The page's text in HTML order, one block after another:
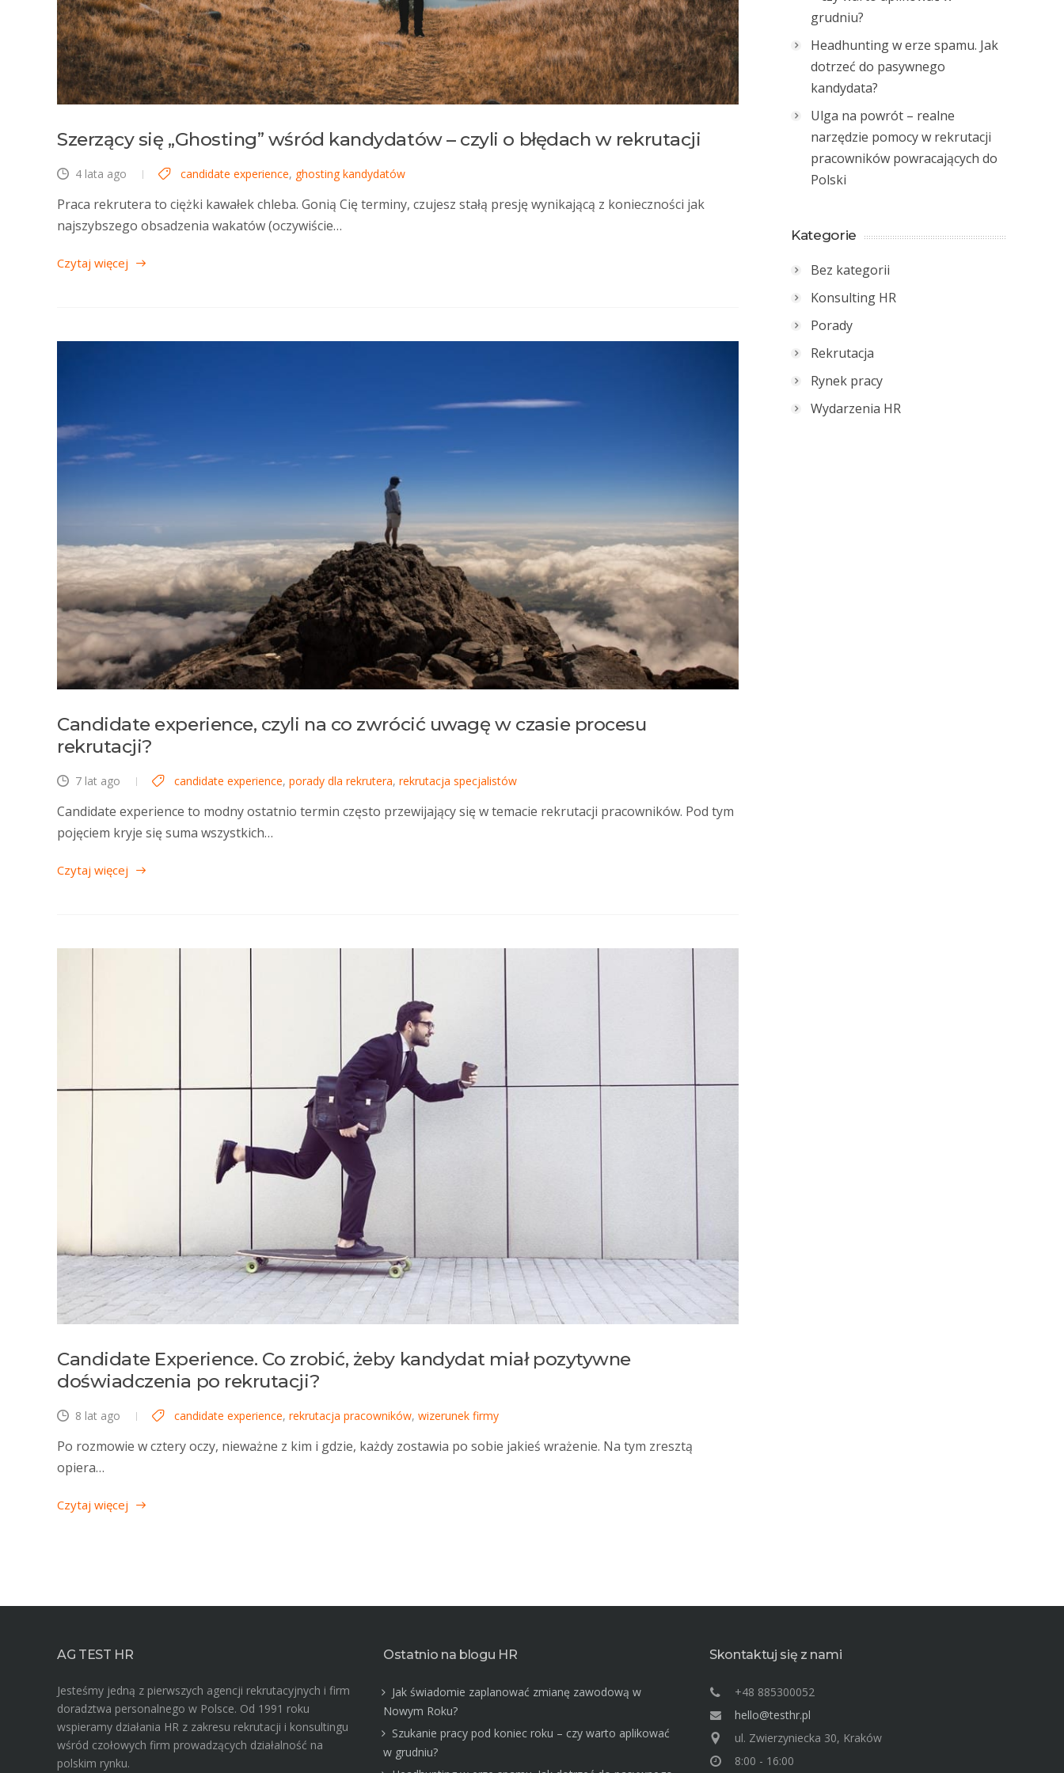
Szerzący się „Ghosting” wśród kandydatów – czyli o błędach w rekrutacji
4 lata ago candidate experience, ghosting kandydatów
Praca rekrutera to ciężki kawałek chleba. Gonią Cię terminy, czujesz stałą presję wynikającą z konieczności jak
najszybszego obsadzenia wakatów (oczywiście…
Czytaj więcej
Candidate experience, czyli na co zwrócić uwagę w czasie procesu
rekrutacji?
7 lat ago candidate experience, porady dla rekrutera, rekrutacja specjalistów
Candidate experience to modny ostatnio termin często przewijający się w temacie rekrutacji pracowników. Pod tym
pojęciem kryje się suma wszystkich…
Czytaj więcej
Candidate Experience. Co zrobić, żeby kandydat miał pozytywne
doświadczenia po rekrutacji?
8 lat ago candidate experience, rekrutacja pracowników, wizerunek firmy
Po rozmowie w cztery oczy, nieważne z kim i gdzie, każdy zostawia po sobie jakieś wrażenie. Na tym zresztą
opiera…
Czytaj więcej
grudniu?
Headhunting w erze spamu. Jak
dotrzeć do pasywnego
kandydata?
Ulga na powrót – realne
narzędzie pomocy w rekrutacji
pracowników powracających do
Polski
Kategorie
Bez kategorii
Konsulting HR
Porady
Rekrutacja
Rynek pracy
Wydarzenia HR
AG TEST HR
Jesteśmy jedną z pierwszych agencji rekrutacyjnych i firm
doradztwa personalnego w Polsce. Od 1991 roku
wspieramy działania HR z zakresu rekrutacji i konsultingu
wśród czołowych firm prowadzących działalność na
polskim rynku.
Ostatnio na blogu HR
Jak świadomie zaplanować zmianę zawodową w
Nowym Roku?
Szukanie pracy pod koniec roku – czy warto aplikować
w grudniu?
Skontaktuj się z nami
+48 885300052
hello@testhr.pl
ul. Zwierzyniecka 30, Kraków
8:00 - 16:00